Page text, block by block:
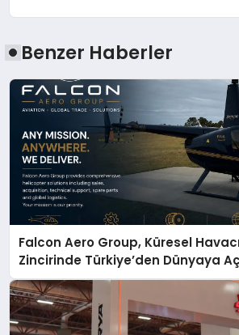
Benzer Haberler
Falcon Aero Group, Küresel
Zincirinde Türkiye’den Dünyaya